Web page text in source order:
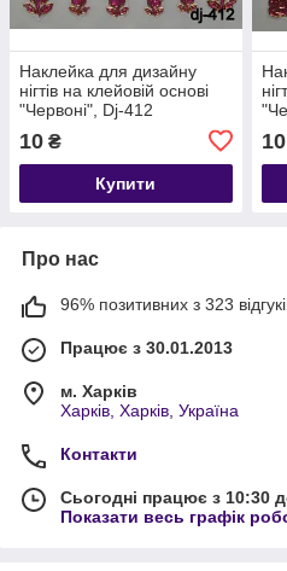
Наклейка для дизайну
нігтів на клейовій основі
"Червоні", Dj-412
10 ₴
Купити
10
Про нас
96% позитивних з 323
Працює з 30.01.2013
м. Харків
Харків, Харків, Україна
Контакти
Сьогодні працює з 10:30
Показати весь графік